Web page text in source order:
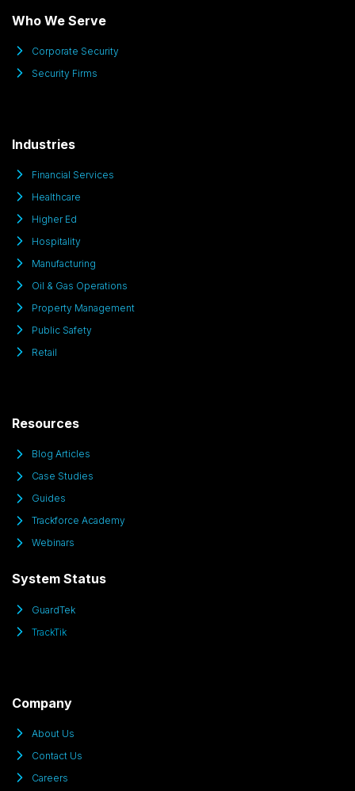
Who We Serve
Corporate Security
Security Firms
Industries
Financial Services
Healthcare
Higher Ed
Hospitality
Manufacturing
Oil & Gas Operations
Property Management
Public Safety
Retail
Resources
Blog Articles
Case Studies
Guides
Trackforce Academy
Webinars
System Status
GuardTek
TrackTik
Company
About Us
Contact Us
Careers